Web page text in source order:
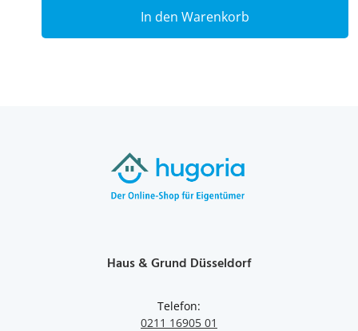
In den Warenkorb
Haus & Grund Düsseldorf
Telefon:
0211 16905 01